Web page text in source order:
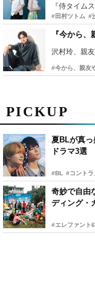
PICKUP
夏BLが真っ
ドラマ3選
#BL #コントラ
奇妙で自由
ディング・
#エレファント
#田村ツトム #
『今から
沢村玲、親
#今から、親友